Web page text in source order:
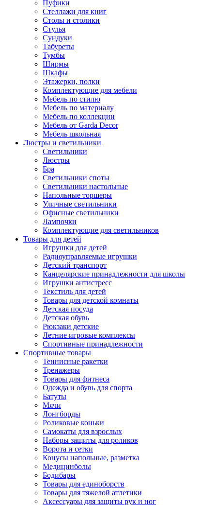
Пуфики
Стеллажи для книг
Столы и столики
Стулья
Сундуки
Табуреты
Тумбы
Ширмы
Шкафы
Этажерки, полки
Комплектующие для мебели
Мебель по стилю
Мебель по материалу
Мебель по коллекции
Мебель от Garda Decor
Мебель школьная
Люстры и светильники
Светильники
Люстры
Бра
Светильники споты
Светильники настольные
Напольные торшеры
Уличные светильники
Офисные светильники
Лампочки
Комплектующие для светильников
Товары для детей
Игрушки для детей
Радиоуправляемые игрушки
Детский транспорт
Канцелярские принадлежности для школы
Игрушки антистресс
Текстиль для детей
Товары для детской комнаты
Детская посуда
Детская обувь
Рюкзаки детские
Летние игровые комплексы
Спортивные принадлежности
Спортивные товары
Теннисные ракетки
Тренажеры
Товары для фитнеса
Одежда и обувь для спорта
Батуты
Мячи
Лонгборды
Роликовые коньки
Самокаты для взрослых
Наборы защиты для роликов
Ворота и сетки
Конусы напольные, разметка
Медицинболы
Бодибары
Товары для единоборств
Товары для тяжелой атлетики
Аксессуары для защиты рук и ног